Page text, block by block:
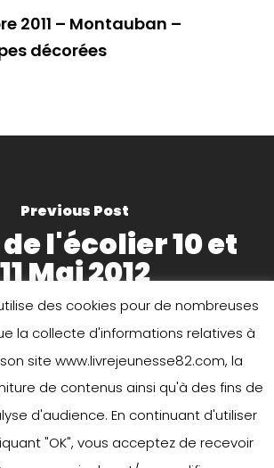
2011 – Montauban –
décorées
Previous Post
l'écolier 10 et
11 Mai 2012
Next Post
des cookies pour de nombreuses
la collecte d'informations relatives à
site www.livrejeunesse82.com, la
de contenus ainsi qu'à des fins de
d'audience. En continuant d'utiliser
"OK", vous acceptez de recevoir